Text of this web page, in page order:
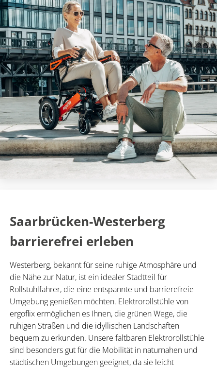
Saarbrücken-Westerberg
barrierefrei erleben
Westerberg, bekannt für seine ruhige Atmosphäre und
die Nähe zur Natur, ist ein idealer Stadtteil für
Rollstuhlfahrer, die eine entspannte und barrierefreie
Umgebung genießen möchten. Elektrorollstühle von
ergoflix ermöglichen es Ihnen, die grünen Wege, die
ruhigen Straßen und die idyllischen Landschaften
bequem zu erkunden. Unsere faltbaren Elektrorollstühle
sind besonders gut für die Mobilität in naturnahen und
städtischen Umgebungen geeignet, da sie leicht